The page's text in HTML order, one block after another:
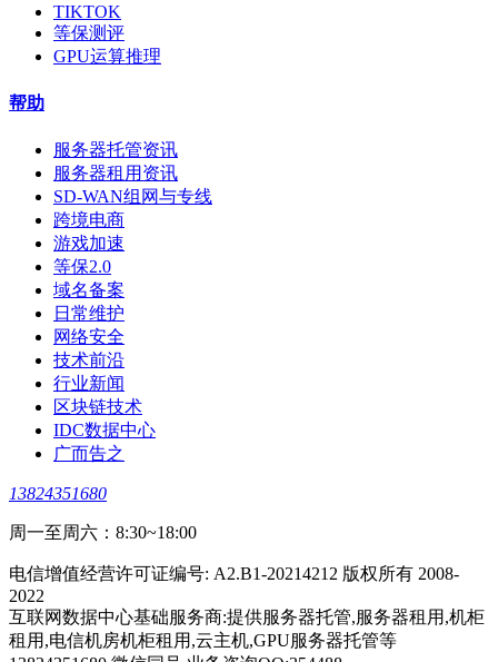
TIKTOK
等保测评
GPU运算推理
帮助
服务器托管资讯
服务器租用资讯
SD-WAN组网与专线
跨境电商
游戏加速
等保2.0
域名备案
日常维护
网络安全
技术前沿
行业新闻
区块链技术
IDC数据中心
广而告之
13824351680
周一至周六：8:30~18:00
电信增值经营许可证编号: A2.B1-20214212 版权所有 2008-
2022
互联网数据中心基础服务商:提供服务器托管,服务器租用,机柜
租用,电信机房机柜租用,云主机,GPU服务器托管等